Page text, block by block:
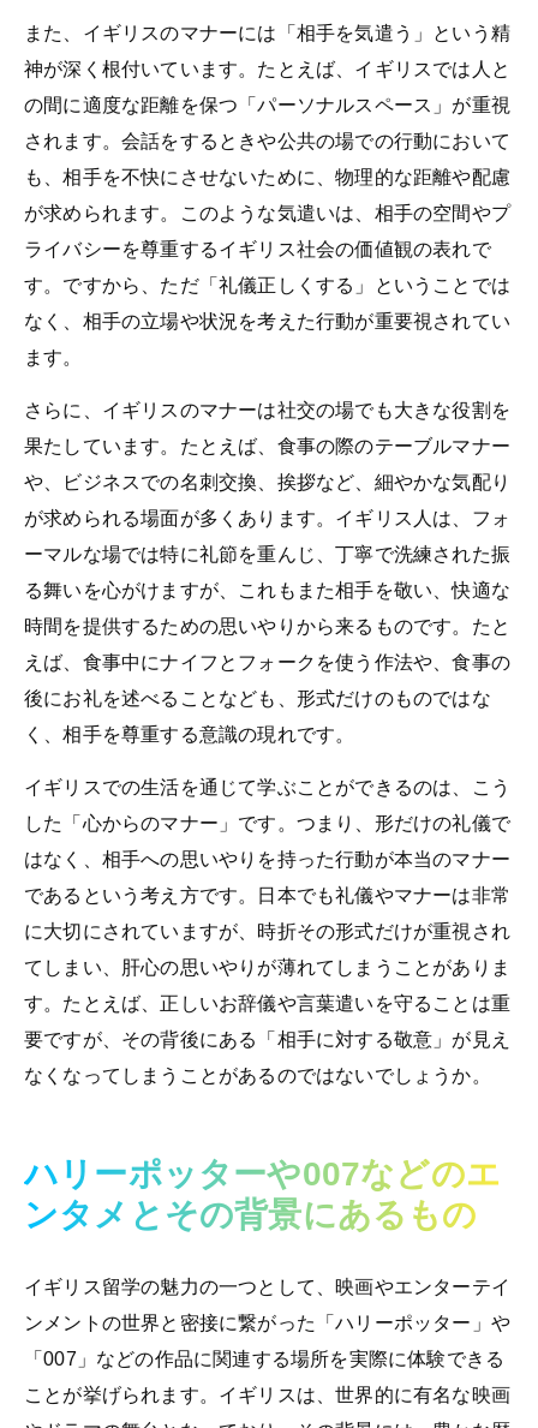
また、イギリスのマナーには「相手を気遣う」という精
神が深く根付いています。たとえば、イギリスでは人と
の間に適度な距離を保つ「パーソナルスペース」が重視
されます。会話をするときや公共の場での行動において
も、相手を不快にさせないために、物理的な距離や配慮
が求められます。このような気遣いは、相手の空間やプ
ライバシーを尊重するイギリス社会の価値観の表れで
す。ですから、ただ「礼儀正しくする」ということでは
なく、相手の立場や状況を考えた行動が重要視されてい
ます。
さらに、イギリスのマナーは社交の場でも大きな役割を
果たしています。たとえば、食事の際のテーブルマナー
や、ビジネスでの名刺交換、挨拶など、細やかな気配り
が求められる場面が多くあります。イギリス人は、フォ
ーマルな場では特に礼節を重んじ、丁寧で洗練された振
る舞いを心がけますが、これもまた相手を敬い、快適な
時間を提供するための思いやりから来るものです。たと
えば、食事中にナイフとフォークを使う作法や、食事の
後にお礼を述べることなども、形式だけのものではな
く、相手を尊重する意識の現れです。
イギリスでの生活を通じて学ぶことができるのは、こう
した「心からのマナー」です。つまり、形だけの礼儀で
はなく、相手への思いやりを持った行動が本当のマナー
であるという考え方です。日本でも礼儀やマナーは非常
に大切にされていますが、時折その形式だけが重視され
てしまい、肝心の思いやりが薄れてしまうことがありま
す。たとえば、正しいお辞儀や言葉遣いを守ることは重
要ですが、その背後にある「相手に対する敬意」が見え
なくなってしまうことがあるのではないでしょうか。
ハリーポッターや007などのエ
ンタメとその背景にあるもの
イギリス留学の魅力の一つとして、映画やエンターテイ
ンメントの世界と密接に繋がった「ハリーポッター」や
「007」などの作品に関連する場所を実際に体験できる
ことが挙げられます。イギリスは、世界的に有名な映画